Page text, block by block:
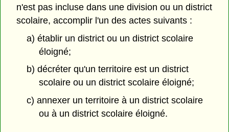
n'est pas incluse dans une division ou un district
scolaire, accomplir l'un des actes suivants :
a) établir un district ou un district scolaire
éloigné;
b) décréter qu'un territoire est un district
scolaire ou un district scolaire éloigné;
c) annexer un territoire à un district scolaire
ou à un district scolaire éloigné.